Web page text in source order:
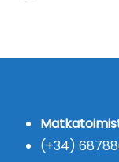
(+34)